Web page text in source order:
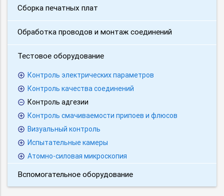
Сборка печатных плат
Обработка проводов и монтаж соединений
Тестовое оборудование
Контроль электрических параметров
Контроль качества соединений
Контроль адгезии
Контроль смачиваемости припоев и флюсов
Визуальный контроль
Испытательные камеры
Атомно-силовая микроскопия
Вспомогательное оборудование